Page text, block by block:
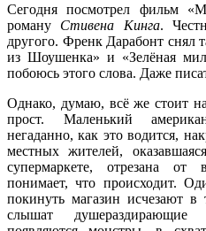
Сегодня посмотрел фильм
роману Стивена Кинга.
другого. Френк Дарабонт снял
из Шоушенка» и «Зелёная
побоюсь этого слова. Даже
Однако, думаю, всё же стоит
прост. Маленький
негаданно, как это водится,
местных жителей,
супермаркете, отрезана
понимает, что происходит.
покинуть магазин исчезают
слышат